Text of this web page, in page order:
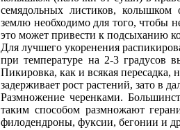
семядольных листиков,
землю необходимо для того, чтобы
это может привести к подсыханию
Для лучшего укоренения
при температуре на 2-3 градусов
Пикировка, как и всякая пересадка,
задерживает рост растений, зато в
Размножение черенками.
таким способом размножают
филодендроны, фуксии, бегонии и